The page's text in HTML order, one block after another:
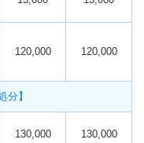
120,000 120,000
分】
130,000 130,000